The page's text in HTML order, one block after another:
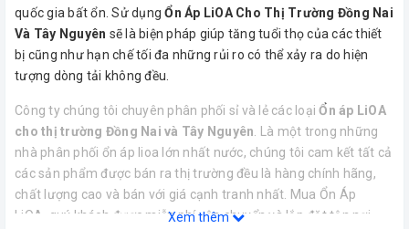
quốc gia bất ổn. Sử dụngỔn Áp LiOA Cho Thị Trường Đồng Nai
Và Tây Nguyên sẽ là biện pháp giúp tăng tuổi thọ của các thiết
bị cũng như hạn chế tối đa những rủi ro có thể xảy ra do hiện
tượng dòng tải không đều.
Công ty chúng tôi chuyên phân phối sỉ và lẻ các loạiỔn áp LiOA
cho thị trường Đồng Nai và Tây Nguyên . Là một trong những
nhà phân phối ổn áp lioa lớn nhất nước, chúng tôi cam kết tất cả
các sản phẩm được bán ra thị trường đều là hàng chính hãng,
chất lượng cao và bán với giá cạnh tranh nhất. Mua Ổn Áp
LiOA, quý khách được miễn phí vận chuyển và lắp đặt tận nơi.
Xem thêm